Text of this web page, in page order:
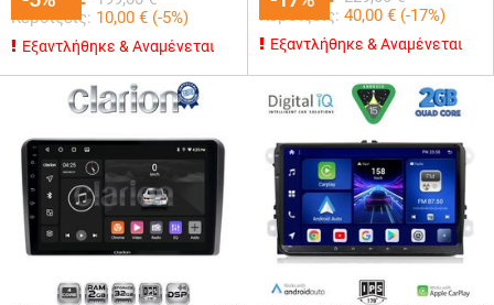
Κερδίζεις: 10,00 € (-5%)
Εξαντλήθηκε & Αναμένεται
Κερδίζεις: 40,00 € (-17%)
Εξαντλήθηκε & Αναμένεται